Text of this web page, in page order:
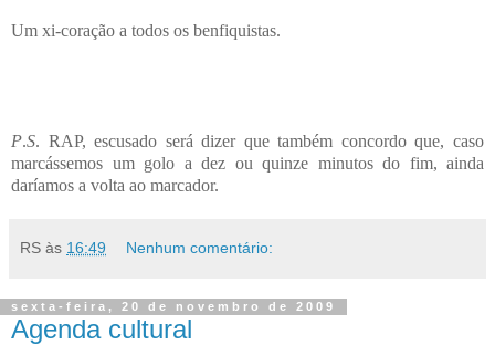
Um xi-coração a todos os benfiquistas.
P.S. RAP, escusado será dizer que também concordo que, caso
marcássemos um golo a dez ou quinze minutos do fim, ainda
daríamos a volta ao marcador.
RS às 16:49 Nenhum comentário:
sexta-feira, 20 de novembro de 2009
Agenda cultural